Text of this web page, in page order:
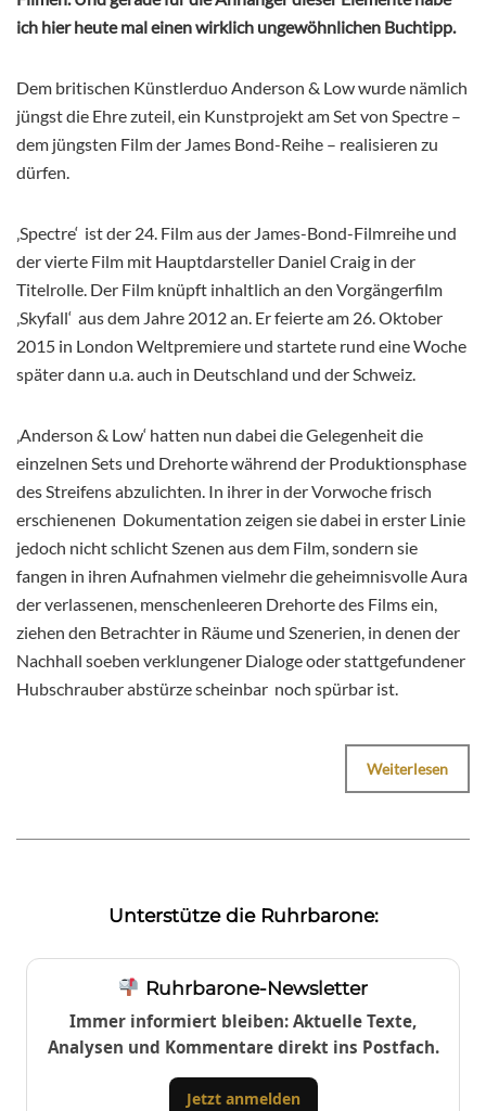
ich hier heute mal einen wirklich ungewöhnlichen Buchtipp.
Dem britischen Künstlerduo Anderson & Low wurde nämlich
jüngst die Ehre zuteil, ein Kunstprojekt am Set von Spectre –
dem jüngsten Film der James Bond-Reihe – realisieren zu
dürfen.
‚Spectre‘ ist der 24. Film aus der James-Bond-Filmreihe und
der vierte Film mit Hauptdarsteller Daniel Craig in der
Titelrolle. Der Film knüpft inhaltlich an den Vorgängerfilm
‚Skyfall‘ aus dem Jahre 2012 an. Er feierte am 26. Oktober
2015 in London Weltpremiere und startete rund eine Woche
später dann u.a. auch in Deutschland und der Schweiz.
‚Anderson & Low‘ hatten nun dabei die Gelegenheit die
einzelnen Sets und Drehorte während der Produktionsphase
des Streifens abzulichten. In ihrer in der Vorwoche frisch
erschienenen Dokumentation zeigen sie dabei in erster Linie
jedoch nicht schlicht Szenen aus dem Film, sondern sie
fangen in ihren Aufnahmen vielmehr die geheimnisvolle Aura
der verlassenen, menschenleeren Drehorte des Films ein,
ziehen den Betrachter in Räume und Szenerien, in denen der
Nachhall soeben verklungener Dialoge oder stattgefundener
Hubschrauber abstürze scheinbar noch spürbar ist.
Weiterlesen
Unterstütze die Ruhrbarone:
Ruhrbarone-Newsletter
Immer informiert bleiben: Aktuelle Texte,
Analysen und Kommentare direkt ins Postfach.
Jetzt anmelden